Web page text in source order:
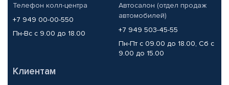
Телефон колл-центра
+7 949 00-00-550
Пн-Вс с 9.00 до 18.00
Автосалон (отдел продаж
автомобилей)
+7 949 503-45-55
Пн-Пт с 09.00 до 18.00, Сб с
9.00 до 15.00
Клиентам